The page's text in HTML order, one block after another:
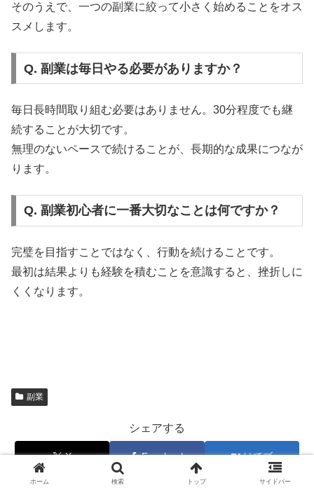
そのうえで、一つの副業に絞って小さく始めることをオス
スメします。
Q. 副業は毎日やる必要がありますか？
毎日長時間取り組む必要はありません。30分程度でも継
続することが大切です。
無理のないペースで続けることが、長期的な成果につなが
ります。
Q. 副業初心者に一番大切なことは何ですか？
完璧を目指すことではなく、行動を続けることです。
最初は結果よりも経験を積むことを意識すると、挫折しに
くくなります。
副業
シェアする
X Facebook はてブ
ホーム 検索 トップ サイドバー